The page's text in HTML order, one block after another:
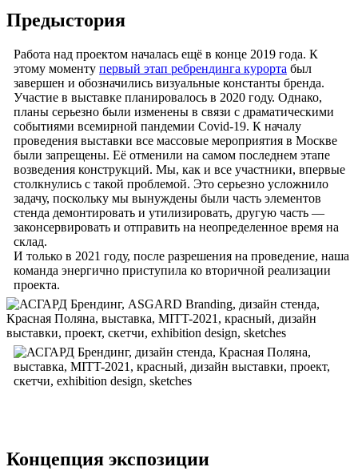
Предыстория
Работа над проектом началась ещё в конце 2019 года. К
этому моментупервый этап ребрендинга курорта был
завершен и обозначились визуальные константы бренда.
Участие в выставке планировалось в 2020 году. Однако,
планы серьезно были изменены в связи с драматическими
событиями всемирной пандемии Covid-19. К началу
проведения выставки все массовые мероприятия в Москве
были запрещены. Её отменили на самом последнем этапе
возведения конструкций. Мы, как и все участники, впервые
столкнулись с такой проблемой. Это серьезно усложнило
задачу, поскольку мы вынуждены были часть элементов
стенда демонтировать и утилизировать, другую часть —
законсервировать и отправить на неопределенное время на
склад.
И только в 2021 году, после разрешения на проведение, наша
команда энергично приступила ко вторичной реализации
проекта.
Концепция экспозиции